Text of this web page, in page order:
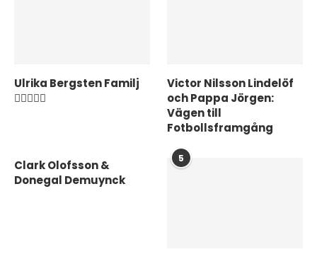
Ulrika Bergsten Familj
❤️‍👨‍👩‍👦‍👦
Victor Nilsson Lindelöf
och Pappa Jörgen:
Vägen till
Fotbollsframgång
Clark Olofsson &
Donegal Demuynck
5